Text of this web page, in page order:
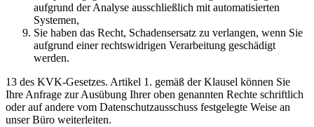
aufgrund der Analyse ausschließlich mit automatisierten
Systemen,
Sie haben das Recht, Schadensersatz zu verlangen, wenn Sie
aufgrund einer rechtswidrigen Verarbeitung geschädigt
werden.
13 des KVK-Gesetzes. Artikel 1. gemäß der Klausel können Sie
Ihre Anfrage zur Ausübung Ihrer oben genannten Rechte schriftlich
oder auf andere vom Datenschutzausschuss festgelegte Weise an
unser Büro weiterleiten.